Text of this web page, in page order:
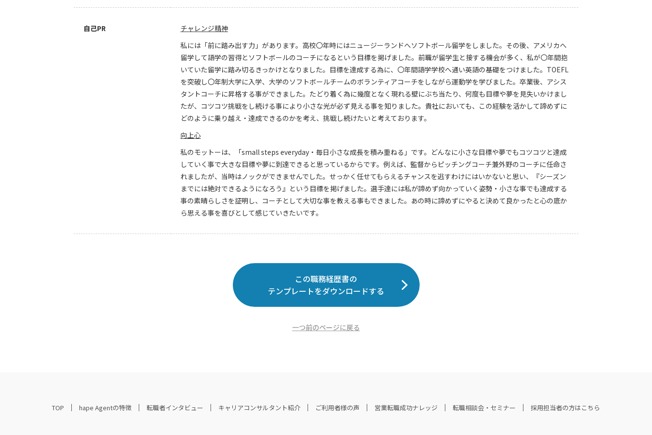
自己PR
チャレンジ精神
私には「前に踏み出す力」があります。高校〇年時にはニュージーランドへソフトボール留学をしました。その後、アメリカへ
留学して語学の習得とソフトボールのコーチになるという目標を掲げました。前職が留学生と接する機会が多く、私が〇年間抱
いていた留学に踏み切るきっかけとなりました。目標を達成する為に、〇年間語学学校へ通い英語の基礎をつけました。TOEFL
を突破し〇年制大学に入学、大学のソフトボールチームのボランティアコーチをしながら運動学を学びました。卒業後、アシス
タントコーチに昇格する事ができました。たどり着く為に幾度となく現れる壁にぶち当たり、何度も目標や夢を見失いかけまし
たが、コツコツ挑戦をし続ける事により小さな光が必ず見える事を知りました。貴社においても、この経験を活かして諦めずに
どのように乗り越え・達成できるのかを考え、挑戦し続けたいと考えております。
向上心
私のモットーは、「small steps everyday・毎日小さな成長を積み重ねる」です。どんなに小さな目標や夢でもコツコツと達成
していく事で大きな目標や夢に到達できると思っているからです。例えば、監督からピッチングコーチ兼外野のコーチに任命さ
れましたが、当時はノックができませんでした。せっかく任せてもらえるチャンスを逃すわけにはいかないと思い、『シーズン
までには絶対できるようになろう』という目標を掲げました。選手達には私が諦めず向かっていく姿勢・小さな事でも達成する
事の素晴らしさを証明し、コーチとして大切な事を教える事もできました。あの時に諦めずにやると決めて良かったと心の底か
ら思える事を喜びとして感じていきたいです。
この職務経歴書の
テンプレートをダウンロードする
一つ前のページに戻る
TOP hape Agentの特徴 転職者インタビュー キャリアコンサルタント紹介 ご利用者様の声 営業転職成功ナレッジ 転職相談会・セミナー 採用担当者の方はこちら